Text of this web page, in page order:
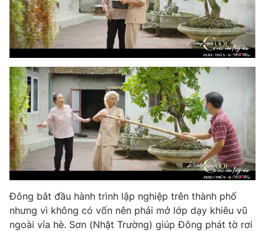
VTV4 Vươn mình bằng AI
VTV9 VTV8
Liên hệ tòa soạn English
THỜI BÁO VTV
Theo dõi báo trên
Đông bắt đầu hành trình lập nghiệp trên thành phố
nhưng vì không có vốn nên phải mở lớp dạy khiêu vũ
ngoài vỉa hè. Sơn (Nhật Trường) giúp Đông phát tờ rơi